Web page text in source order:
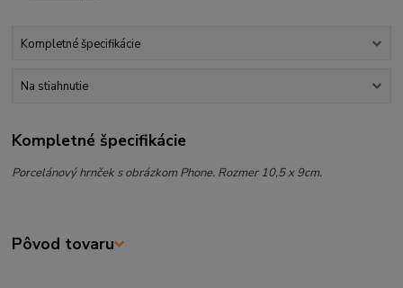
Kompletné špecifikácie
Na stiahnutie
Kompletné špecifikácie
Porcelánový hrnček s obrázkom Phone. Rozmer 10,5 x 9cm.
Pôvod tovaru